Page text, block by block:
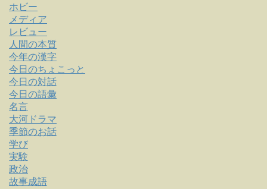
ホビー
メディア
レビュー
人間の本質
今年の漢字
今日のちょこっと
今日の対話
今日の語彙
名言
大河ドラマ
季節のお話
学び
実験
政治
故事成語